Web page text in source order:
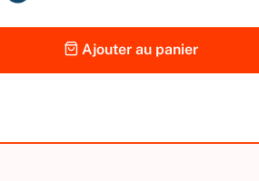
Ajouter au panier